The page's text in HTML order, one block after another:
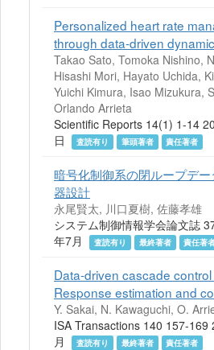
Personalized heart rate
through data-driven
Takao Sato, Tomoka Nishino,
Hisashi Mori, Hayato Uchida,
Yuichi Kimura, Isao Mizukura,
Orlando Arrieta
Scientific Reports 14(1) 1-14
日
査読有り 筆頭著者 責任著者
暗号化制御系の閉ループデ
器設計
永尾賢太, 川口夏樹, 佐藤孝雄
システム制御情報学会論文誌
年7月
査読有り 最終著者 責任著
Data-driven cascade
Response estimation and
Y. Sakai, N. Kawaguchi, O.
ISA Transactions 140 157-169
月
査読有り 最終著者 責任著者